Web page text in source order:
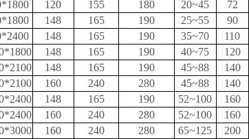
120 155 180 20~45 72
148 165 190 25~55 90
148 165 190 35~70 110
148 165 190 40~75 120
148 165 190 45~88 140
160 240 280 45~88 140
148 165 190 52~100 160
160 240 280 52~100 160
160 240 280 65~125 200